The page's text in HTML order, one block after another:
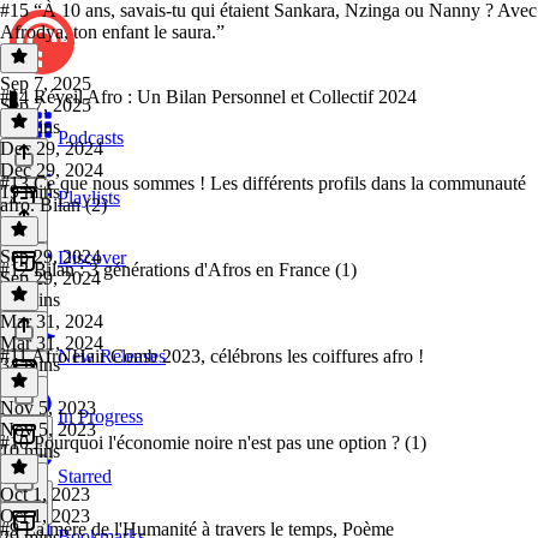
Podcasts
Playlists
Discover
New Releases
In Progress
Starred
#15 “À 10 ans, savais-tu qui étaient Sankara, Nzinga ou Nanny ? Avec
Afrodya, ton enfant le saura.”
Sep 7, 2025
Sep 7, 2025
17 mins
#14 Réveil Afro : Un Bilan Personnel et Collectif 2024
Dec 29, 2024
Dec 29, 2024
19 mins
#13 Ce que nous sommes ! Les différents profils dans la communauté
afro. Bilan (2)
Sep 29, 2024
Sep 29, 2024
20 mins
#12 Bilan : 3 générations d'Afros en France (1)
Mar 31, 2024
Mar 31, 2024
34 mins
#11 Afro Hair Comb 2023, célébrons les coiffures afro !
Nov 5, 2023
Nov 5, 2023
10 mins
#10 Pourquoi l'économie noire n'est pas une option ? (1)
Oct 1, 2023
Oct 1, 2023
#9 La mère de l'Humanité à travers le temps, Poème